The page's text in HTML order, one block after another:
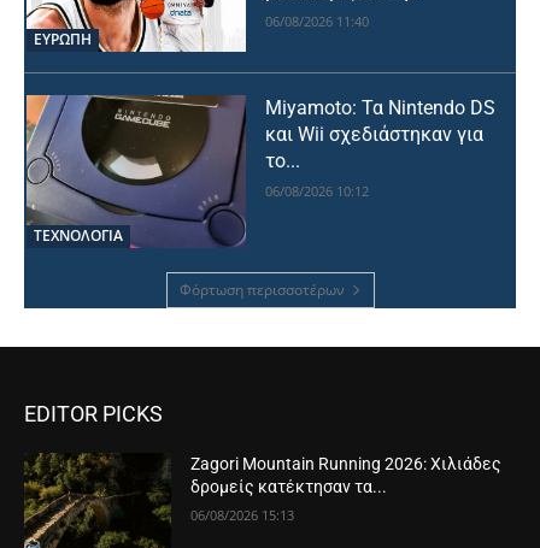
ΕΥΡΩΠΗ
06/08/2026 11:40
ΤΕΧΝΟΛΟΓΙΑ
Miyamoto: Τα Nintendo DS
και Wii σχεδιάστηκαν για
το...
06/08/2026 10:12
Φόρτωση περισσοτέρων
EDITOR PICKS
Zagori Mountain Running 2026: Χιλιάδες
δρομείς κατέκτησαν τα...
06/08/2026 15:13